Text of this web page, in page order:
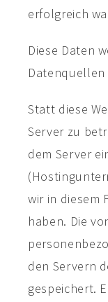
erfolgreich
Diese Daten
Statt diese
Server zu
dem Server
wir in diesem
haben. Die
den Servern
gespeichert.